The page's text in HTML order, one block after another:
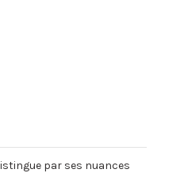
par ses nuances